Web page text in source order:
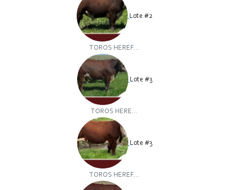
Lote #2
TOROS HEREF...
Lote #3
TOROS HERE...
Lote #3
TOROS HEREF...